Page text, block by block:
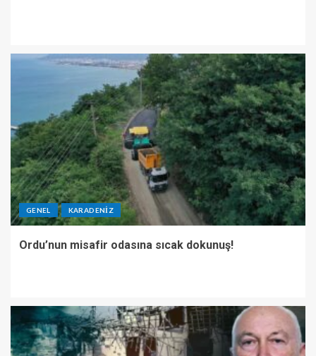
GENEL KARADENIZ
Ordu’nun misafir odasına sıcak dokunuş!